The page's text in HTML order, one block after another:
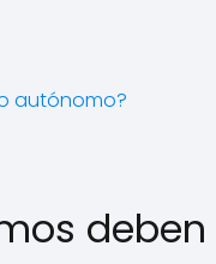
autónomo?
deben